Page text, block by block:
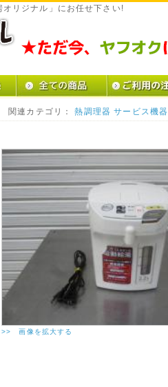
リジナル」にお任せ下さい!
連カテゴリ：熱調理器 サービス機器
>> 画像を拡大する